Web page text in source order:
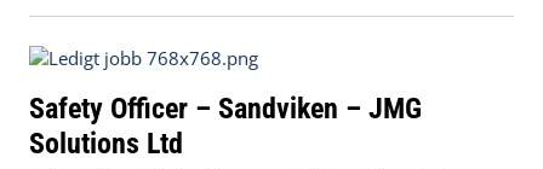
Safety Officer – Sandviken – JMG
Solutions Ltd